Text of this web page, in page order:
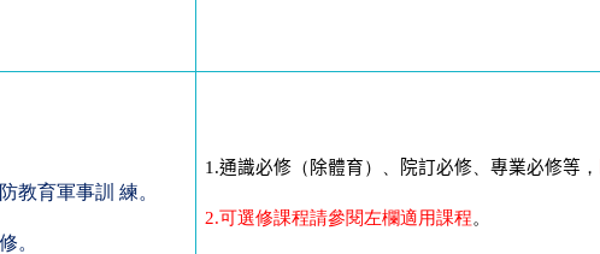
教育軍事訓 練。
。
1.通識必修 （ 除體育）、 院訂必修 、專業必修等 ，
2.可選修課程請參閱左欄適用課程。